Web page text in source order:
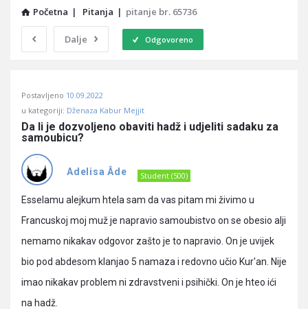
Početna | Pitanja | pitanje br. 65736
Dalje Odgovoreno
Učene
Latest
Pitanja
Postavljeno 10.09.2022
u kategoriji: Dženaza Kabur Mejjit
Da li je dozvoljeno obaviti hadž i udjeliti sadaku za
samoubicu?
Adelisa Âde Student (500)
Esselamu alejkum htela sam da vas pitam mi živimo u
Francuskoj moj muž je napravio samoubistvo on se obesio alji
nemamo nikakav odgovor zašto je to napravio. On je uvijek
bio pod abdesom klanjao 5 namaza i redovno učio Kur'an. Nije
imao nikakav problem ni zdravstveni i psihički. On je hteo ići
na hadž.